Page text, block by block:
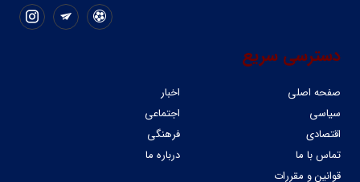
دسترسی سریع
صفحه اصلی
اخبار
سیاسی
اجتماعی
اقتصادی
فرهنگی
تماس با ما
درباره ما
قوانین و مقررات